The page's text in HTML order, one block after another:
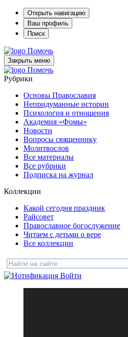
Открыть навигацию
Ваш профиль
Поиск
Помочь
Закрыть меню
Помочь
Рубрики
Основы Православия
Непридуманные истории
Психология и отношения
Академия «Фомы»
Новости
Вопросы священнику
Молитвослов
Все материалы
Все рубрики
Подписка на журнал
Коллекции
Какой сегодня праздник
Райсовет
Православное богослужение
Читаем с детьми о вере
Все коллекции
Войти